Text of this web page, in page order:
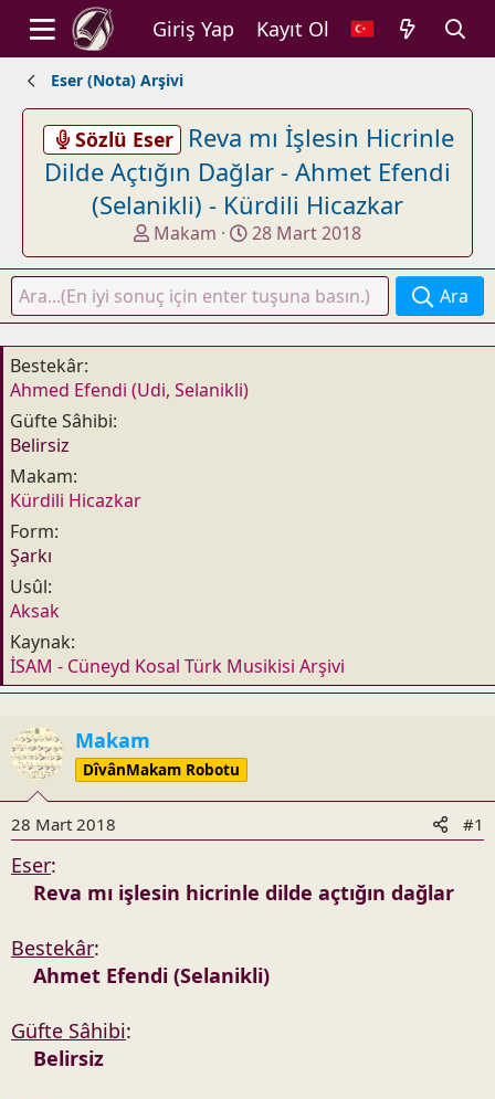
Giriş Yap Kayıt Ol
Eser (Nota) Arşivi
Sözlü Eser
Reva mı İşlesin Hicrinle
Dilde Açtığın Dağlar - Ahmet Efendi
(Selanikli) - Kürdili Hicazkar
K
o
n
u
y
u
b
a
Makam
B
a
ş
l
a
n
28 Mart 2018
Ara
Bestekâr
Ahmed Efendi (Udi, Selanikli)
Güfte Sâhibi
Belirsiz
Makam
Kürdili Hicazkar
Form
Şarkı
Usûl
Aksak
Kaynak
İSAM - Cüneyd Kosal Türk Musikisi Arşivi
Makam
DîvânMakam Robotu
28 Mart 2018 #1
Eser:
Reva mı işlesin hicrinle dilde açtığın dağlar
Bestekâr:
Ahmet Efendi (Selanikli)
Güfte Sâhibi:
Belirsiz